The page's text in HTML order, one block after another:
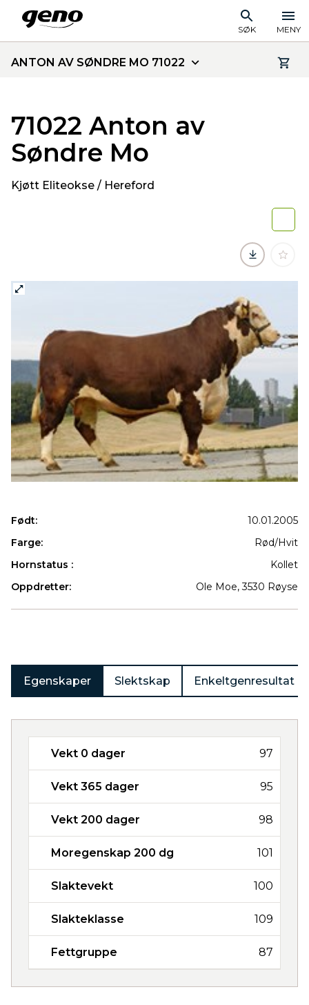
SØK MENY
ANTON AV SØNDRE MO 71022
71022 Anton av
Søndre Mo
Kjøtt Eliteokse / Hereford
Født:
10.01.2005
Farge:
Rød/Hvit
Hornstatus :
Kollet
Oppdretter:
Ole Moe, 3530 Røyse
Egenskaper Slektskap Enkeltgenresultat
Vekt 0 dager 97
Vekt 365 dager 95
Vekt 200 dager 98
Moregenskap 200 dg 101
Slaktevekt 100
Slakteklasse 109
Fettgruppe 87